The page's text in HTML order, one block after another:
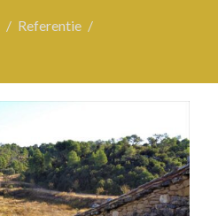
Referentie